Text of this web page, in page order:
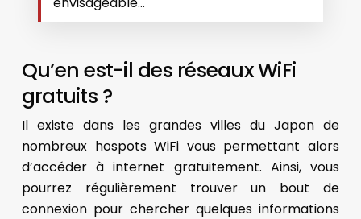
Qu’en est-il des réseaux WiFi
gratuits ?
Il existe dans les grandes villes du Japon de
nombreux hospots WiFi vous permettant alors
d’accéder à internet gratuitement. Ainsi, vous
pourrez régulièrement trouver un bout de
connexion pour chercher quelques informations